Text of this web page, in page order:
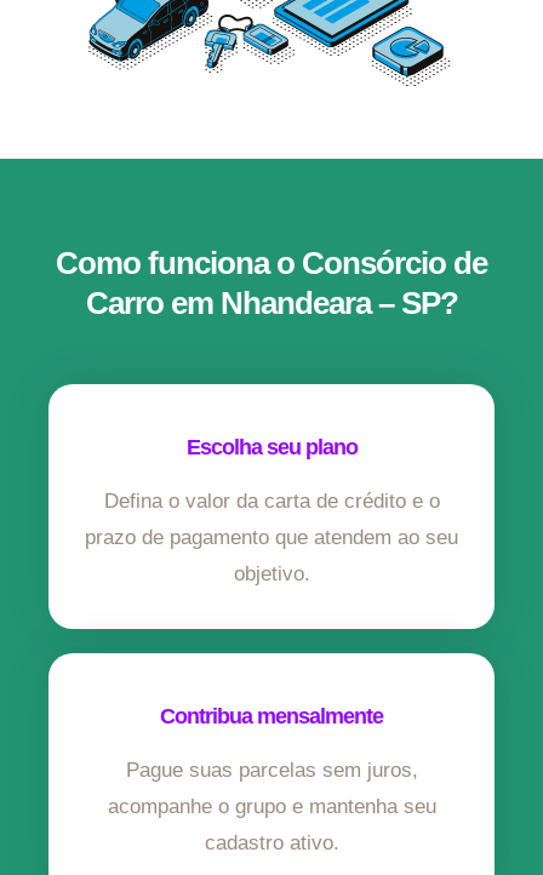
Como funciona o Consórcio de
Carro em Nhandeara – SP?
Escolha seu plano
Defina o valor da carta de crédito e o
prazo de pagamento que atendem ao seu
objetivo.
Contribua mensalmente
Pague suas parcelas sem juros,
acompanhe o grupo e mantenha seu
cadastro ativo.